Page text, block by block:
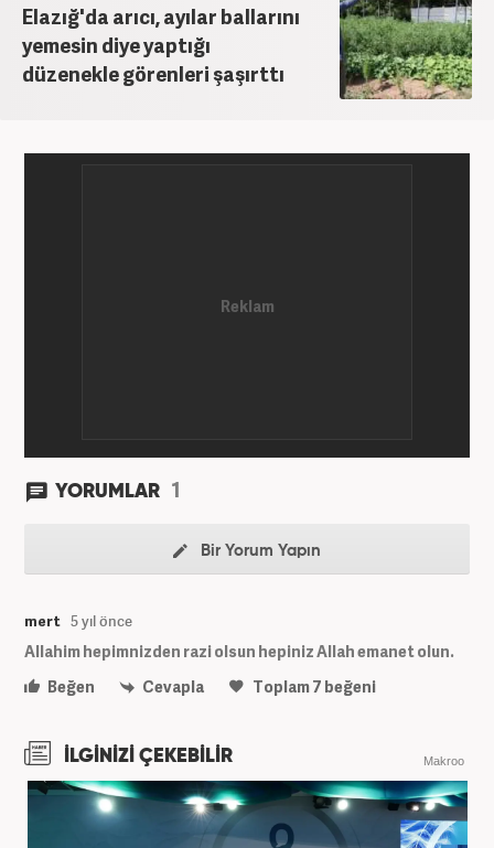
Elazığ'da arıcı, ayılar ballarını
yemesin diye yaptığı
düzenekle görenleri şaşırttı
YORUMLAR 1
Bir Yorum Yapın
mert 5 yıl önce
Allahim hepimnizden razi olsun hepiniz Allah emanet olun.
Beğen
Cevapla Toplam7 beğeni
İLGİNİZİ ÇEKEBİLİR Makroo